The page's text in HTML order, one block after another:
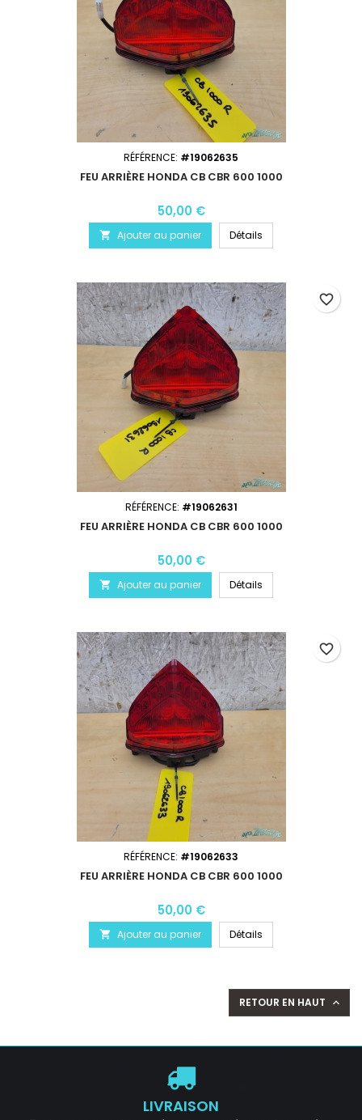
RÉFÉRENCE: #19062635
FEU ARRIÈRE HONDA CB CBR 600 1000
50,00 €
 Ajouter au panier Détails
RÉFÉRENCE: #19062631
FEU ARRIÈRE HONDA CB CBR 600 1000
50,00 €
 Ajouter au panier Détails
favorite_border
RÉFÉRENCE: #19062633
FEU ARRIÈRE HONDA CB CBR 600 1000
50,00 €
 Ajouter au panier Détails
favorite_border
RETOUR EN HAUT 
LIVRAISON